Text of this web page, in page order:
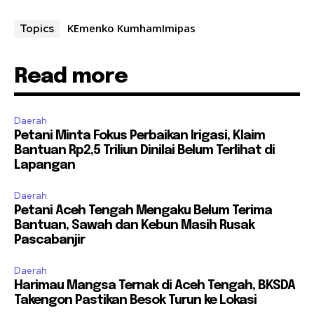
Topics KEmenko KumhamImipas
Read more
Daerah
Petani Minta Fokus Perbaikan Irigasi, Klaim
Bantuan Rp2,5 Triliun Dinilai Belum Terlihat di
Lapangan
Daerah
Petani Aceh Tengah Mengaku Belum Terima
Bantuan, Sawah dan Kebun Masih Rusak
Pascabanjir
Daerah
Harimau Mangsa Ternak di Aceh Tengah, BKSDA
Takengon Pastikan Besok Turun ke Lokasi